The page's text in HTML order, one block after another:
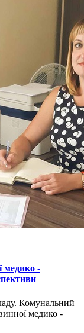
медико -
Комунальний
медико -